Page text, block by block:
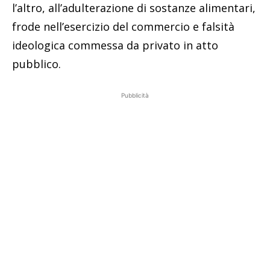
l’altro, all’adulterazione di sostanze alimentari,
frode nell’esercizio del commercio e falsità
ideologica commessa da privato in atto
pubblico.
Pubblicità